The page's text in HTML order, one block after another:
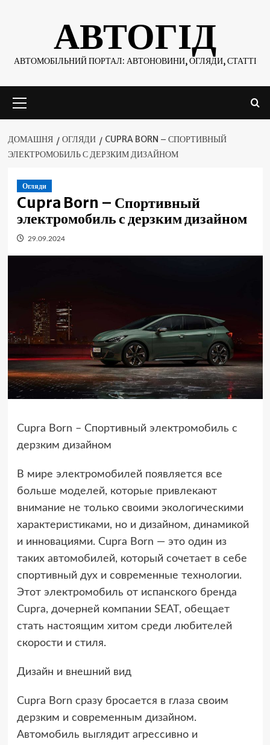
АВТОГІД
АВТОМОБІЛЬНИЙ ПОРТАЛ: АВТОНОВИНИ, ОГЛЯДИ, СТАТТІ
меню
ДОМАШНЯ ОГЛЯДИ
CUPRA BORN – СПОРТИВНЫЙ
ЭЛЕКТРОМОБИЛЬ С ДЕРЗКИМ ДИЗАЙНОМ
Огляди
Cupra Born – Спортивный
электромобиль с дерзким дизайном
29.09.2024
Cupra Born – Спортивный электромобиль с
дерзким дизайном
В мире электромобилей появляется все
больше моделей, которые привлекают
внимание не только своими экологическими
характеристиками, но и дизайном, динамикой
и инновациями. Cupra Born — это один из
таких автомобилей, который сочетает в себе
спортивный дух и современные технологии.
Этот электромобиль от испанского бренда
Cupra, дочерней компании SEAT, обещает
стать настоящим хитом среди любителей
скорости и стиля.
Дизайн и внешний вид
Cupra Born сразу бросается в глаза своим
дерзким и современным дизайном.
Автомобиль выглядит агрессивно и